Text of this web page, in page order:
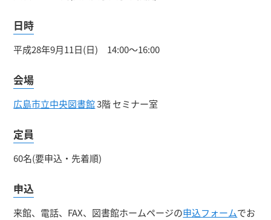
日時
平成28年9月11日(日) 14:00～16:00
会場
広島市立中央図書館3階 セミナー室
定員
60名(要申込・先着順)
申込
来館、電話、FAX、図書館ホームページの申込フォームでお